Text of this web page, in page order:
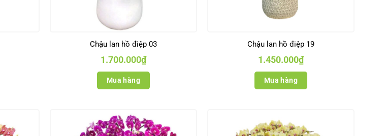
Chậu lan hồ điệp 03
1.700.000₫
Mua hàng
Chậu lan hồ điệp 19
1.450.000₫
Mua hàng